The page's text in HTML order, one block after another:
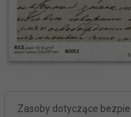
Zasoby dotyczące